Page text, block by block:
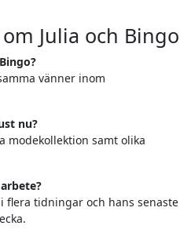
Julia och Bingo
nu?
modekollektion samt olika
flera tidningar och hans senaste